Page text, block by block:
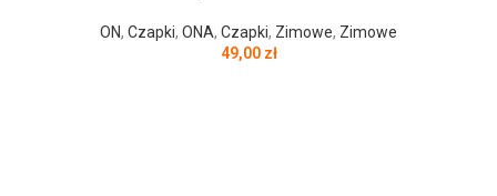
ON, Czapki, ONA, Czapki, Zimowe, Zimowe
49,00 zł